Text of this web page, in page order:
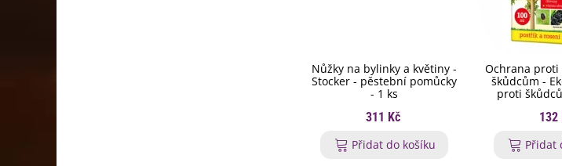
Nůžky na bylinky a květiny -
Stocker - pěstební pomůcky
- 1 ks
311 Kč
Přidat do košíku
Ochrana
škůdcům -
proti
132
Přidat